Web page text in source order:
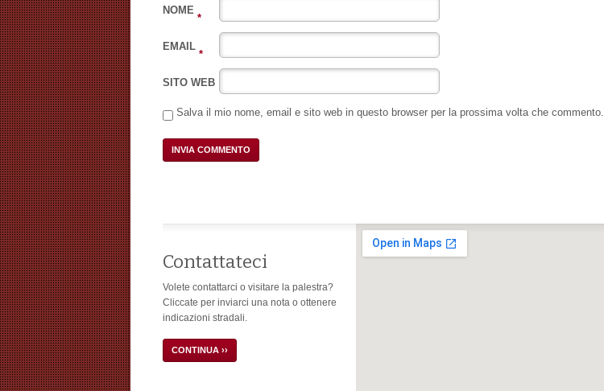
NOME
*
EMAIL
*
SITO WEB
Salva il mio nome, email e sito web in questo browser per la prossima volta che commento.
Contattateci
Volete contattarci o visitare la palestra?
Cliccate per inviarci una nota o ottenere
indicazioni stradali.
CONTINUA ››